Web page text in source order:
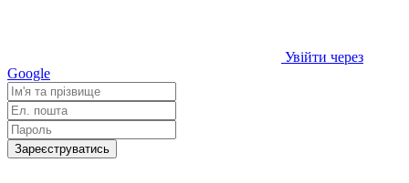
Увійти через
Google
Зареєструватись